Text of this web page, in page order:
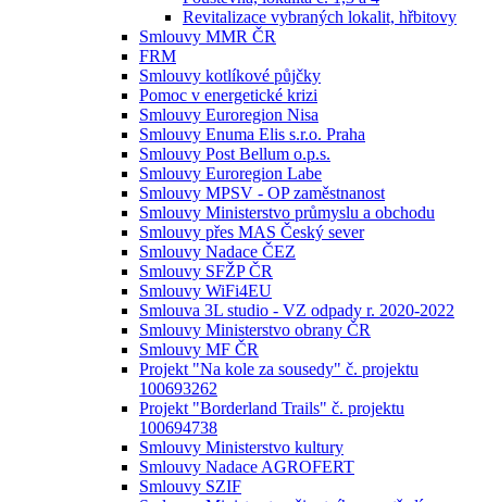
Revitalizace vybraných lokalit, hřbitovy
Smlouvy MMR ČR
FRM
Smlouvy kotlíkové půjčky
Pomoc v energetické krizi
Smlouvy Euroregion Nisa
Smlouvy Enuma Elis s.r.o. Praha
Smlouvy Post Bellum o.p.s.
Smlouvy Euroregion Labe
Smlouvy MPSV - OP zaměstnanost
Smlouvy Ministerstvo průmyslu a obchodu
Smlouvy přes MAS Český sever
Smlouvy Nadace ČEZ
Smlouvy SFŽP ČR
Smlouvy WiFi4EU
Smlouva 3L studio - VZ odpady r. 2020-2022
Smlouvy Ministerstvo obrany ČR
Smlouvy MF ČR
Projekt "Na kole za sousedy" č. projektu
100693262
Projekt "Borderland Trails" č. projektu
100694738
Smlouvy Ministerstvo kultury
Smlouvy Nadace AGROFERT
Smlouvy SZIF